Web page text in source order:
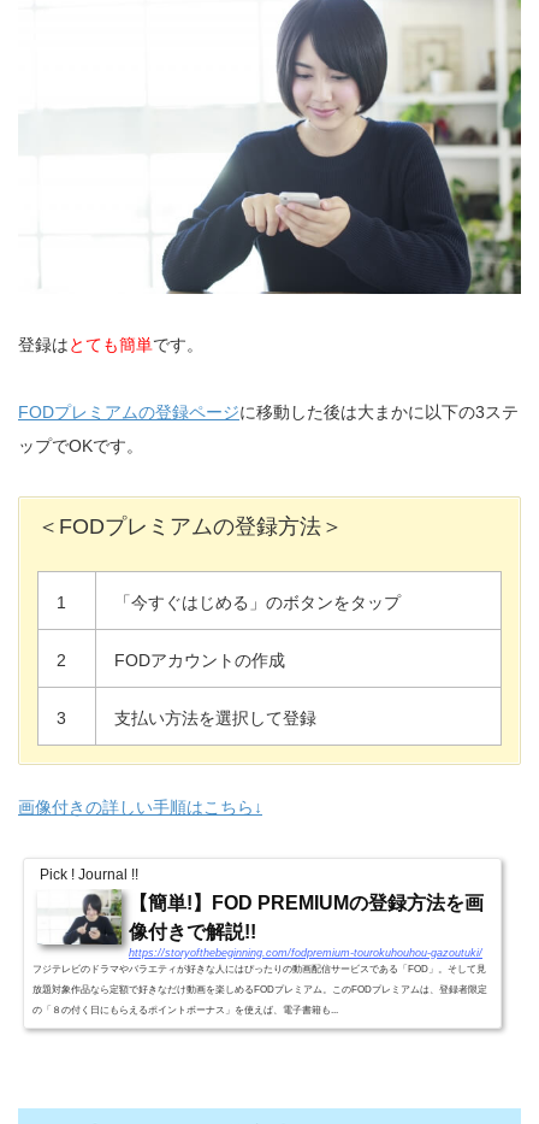
登録はとても簡単です。
FODプレミアムの登録ページに移動した後は大まかに以下の3ステ
ップでOKです。
＜FODプレミアムの登録方法＞
1 「今すぐはじめる」のボタンをタップ
2 FODアカウントの作成
3 支払い方法を選択して登録
画像付きの詳しい手順はこちら↓
Pick ! Journal !!
【簡単!】FOD PREMIUMの登録方法を画
像付きで解説!!
https://storyofthebeginning.com/fodpremium-tourokuhouhou-gazoutuki/
フジテレビのドラマやバラエティが好きな人にはぴったりの動画配信サービスである「FOD」。そして見
放題対象作品なら定額で好きなだけ動画を楽しめるFODプレミアム。このFODプレミアムは、登録者限定
の「８の付く日にもらえるポイントボーナス」を使えば、電子書籍も...